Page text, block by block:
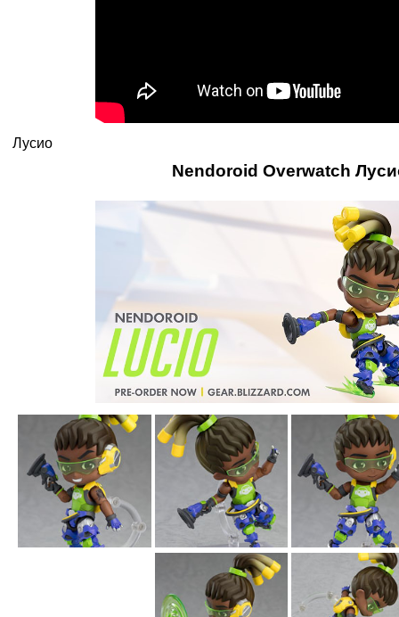
Лусио
Nendoroid Overwatch